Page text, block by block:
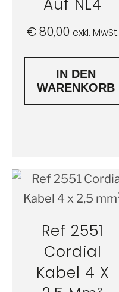
Auf NL4
€80,00 exkl. MwSt.
IN DEN
WARENKORB
Ref 2551
Cordial
Kabel 4 X